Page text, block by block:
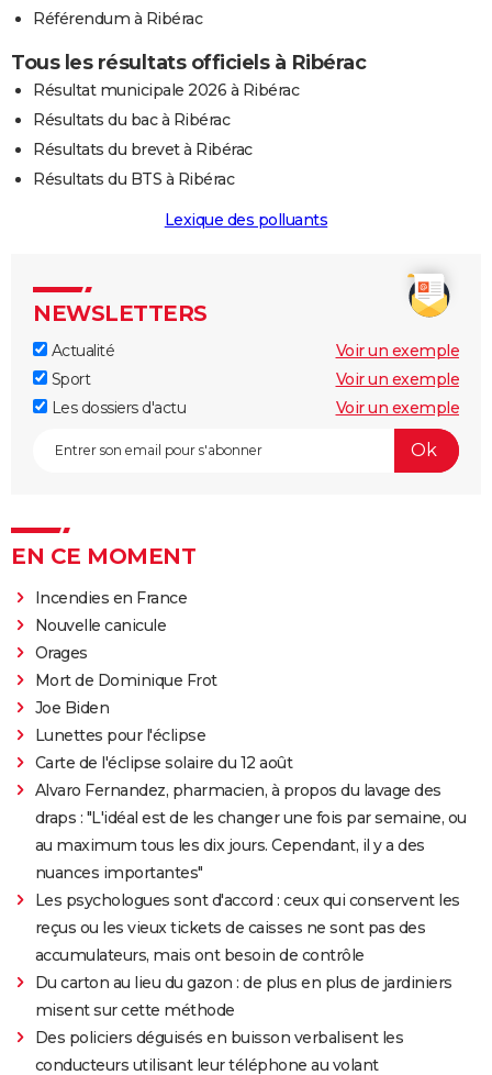
Référendum à Ribérac
Tous les résultats officiels à Ribérac
Résultat municipale 2026 à Ribérac
Résultats du bac à Ribérac
Résultats du brevet à Ribérac
Résultats du BTS à Ribérac
Lexique des polluants
NEWSLETTERS
Actualité
Voir un exemple
Sport
Voir un exemple
Les dossiers d'actu
Voir un exemple
EN CE MOMENT
Incendies en France
Nouvelle canicule
Orages
Mort de Dominique Frot
Joe Biden
Lunettes pour l'éclipse
Carte de l'éclipse solaire du 12 août
Alvaro Fernandez, pharmacien, à propos du lavage des
draps : "L'idéal est de les changer une fois par semaine, ou
au maximum tous les dix jours. Cependant, il y a des
nuances importantes"
Les psychologues sont d'accord : ceux qui conservent les
reçus ou les vieux tickets de caisses ne sont pas des
accumulateurs, mais ont besoin de contrôle
Du carton au lieu du gazon : de plus en plus de jardiniers
misent sur cette méthode
Des policiers déguisés en buisson verbalisent les
conducteurs utilisant leur téléphone au volant